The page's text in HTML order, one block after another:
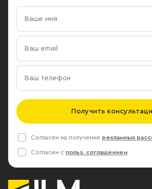
Получить
Согласен на получение рекламных
Согласен с польз. соглашением